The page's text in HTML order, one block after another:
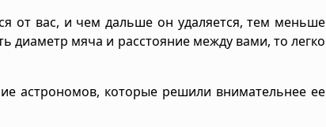
от вас, и чем дальше он удаляется, тем меньше
диаметр мяча и расстояние между вами, то легко
астрономов, которые решили внимательнее ее